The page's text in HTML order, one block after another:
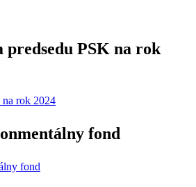
predsedu PSK na rok
fond